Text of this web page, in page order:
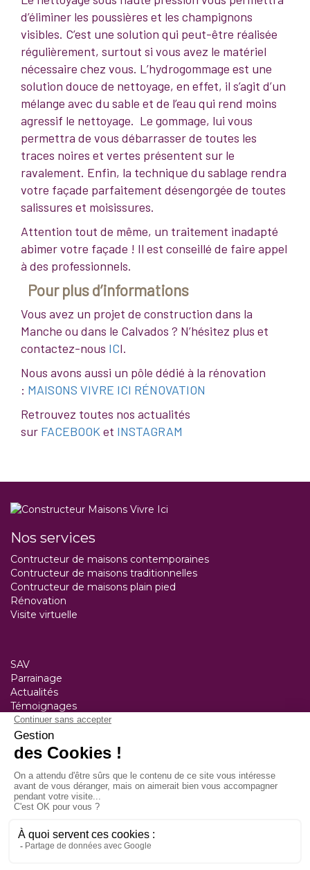
d’éliminer les poussières et les champignons
visibles. C’est une solution qui peut-être réalisée
régulièrement, surtout si vous avez le matériel
nécessaire chez vous. L’hydrogommage est une
solution douce de nettoyage, en effet, il s’agit d’un
mélange avec du sable et de l’eau qui rend moins
agressif le nettoyage. Le gommage, lui vous
permettra de vous débarrasser de toutes les
traces noires et vertes présentent sur le
ravalement. Enfin, la technique du sablage rendra
votre façade parfaitement désengorgée de toutes
salissures et moisissures.
Attention tout de même, un traitement inadapté
abimer votre façade ! Il est conseillé de faire appel
à des professionnels.
Pour plus d’informations
Vous avez un projet de construction dans la
Manche ou dans le Calvados ? N’hésitez plus et
contactez-nous ICI.
Nous avons aussi un pôle dédié à la rénovation
: MAISONS VIVRE ICI RÉNOVATION
Retrouvez toutes nos actualités
sur FACEBOOK et INSTAGRAM
Nos services
Contructeur de maisons contemporaines
Contructeur de maisons traditionnelles
Contructeur de maisons plain pied
Rénovation
Visite virtuelle
SAV
Parrainage
Actualités
Témoignages
Nos agences
Constructeur Saint-Lô
50 rue Alexis de Tocqueville
50000 Saint Lô
Tél :02 33 77 42 80
20 rue Alain Chartier
14400 Bayeux